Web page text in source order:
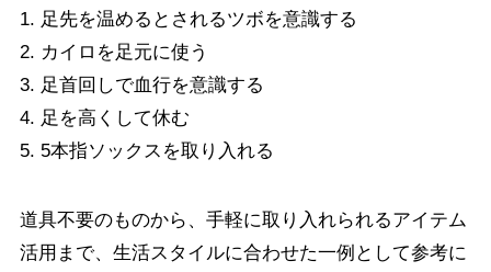
1. 足先を温めるとされるツボを意識する
2. カイロを足元に使う
3. 足首回しで血行を意識する
4. 足を高くして休む
5. 5本指ソックスを取り入れる
道具不要のものから、手軽に取り入れられるアイテム
活用まで、生活スタイルに合わせた一例として参考に